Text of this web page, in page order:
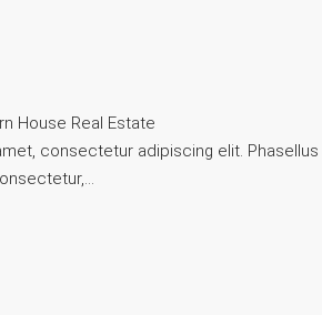
House Real Estate
consectetur adipiscing elit. Phasellus